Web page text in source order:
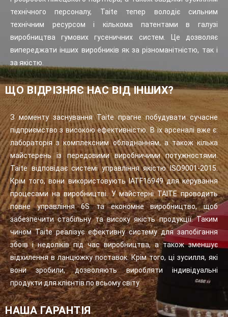
технічного персоналу, Taite тепер володіє сильним
технічним ресурсом і кількома патентами в галузі
виробництва гумових гусеничних систем. Це дозволяє
випереджати інших виробників як за різноманітністю, так і
за якістю.
ЩО ВІДРІЗНЯЄ НАС ВІД ІНШИХ?
З моменту заснування Taite прагне побудувати сучасне
підприємство з високою ефективністю. В їх арсеналі вже є:
лабораторія з комплексним обладнанням, а також кілька
майстерень із передовими виробничими потужностями.
Taite відповідає системі управління якістю ISO9001-2015.
Крім того, вони використовують IATF16949 для керування
процесами на виробництві. У майстерні TAITE проводить
повне управління 6S та економне виробництво, щоб
забезпечити стабільну та високу якість продукції. Таким
чином Taite реалізує ефективну систему для запобігання
збоїв і недоліків під час виробництва, а також зменшує
відхилення в ланцюжку поставок. Крім того, ці зусилля, які
вони зробили, дозволяють виробляти індивідуальні
продукти для клієнтів по всьому світу.
НАША ГАРАНТІЯ